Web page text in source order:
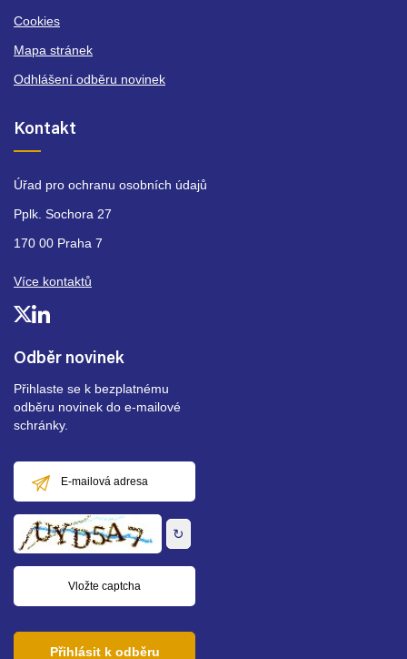
Odběr novinek
Přihlaste se k bezplatnému
odběru novinek do e-mailové
schránky.
mailová
adresa
↻
Přihlásit k odběru
Cookies
Mapa stránek
Odhlášení odběru novinek
Kontakt
Úřad pro ochranu osobních údajů
Pplk. Sochora 27
170 00 Praha 7
Více kontaktů